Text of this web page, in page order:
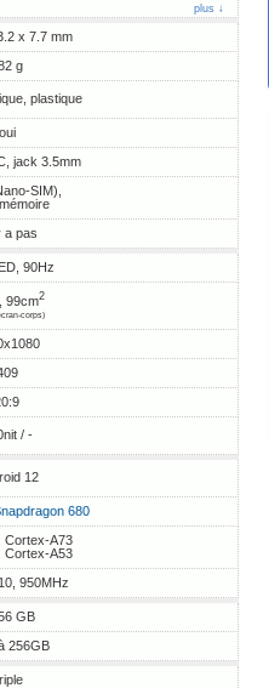
plus ↓
x 7.7 mm
g
plastique
oui
jack 3.5mm
SIM),
a pas
90Hz
99cm2
corps)
/ -
12
680
Cortex-A73
Cortex-A53
950MHz
GB
256GB